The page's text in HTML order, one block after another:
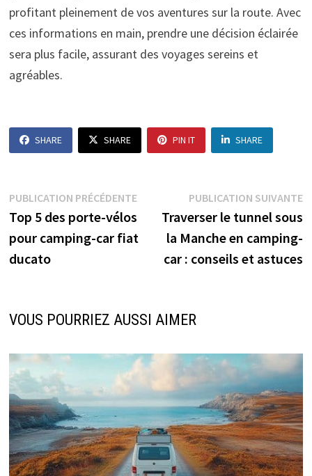
profitant pleinement de vos aventures sur la route. Avec
ces informations en main, prendre une décision éclairée
sera plus facile, assurant des voyages sereins et
agréables.
SHARE SHARE PIN IT SHARE
Navigation
de
l’article
PUBLICATION PRÉCÉDENTEPublication
précédente :
Top 5 des porte-vélos
pour camping-car fiat
ducato
PUBLICATION SUIVANTE
Traverser le tunnel sous
la Manche en camping-
car : conseils et astuces
VOUS POURRIEZ AUSSI AIMER